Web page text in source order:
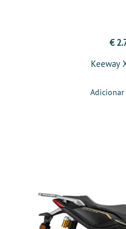
€
Keeway
Adicionar